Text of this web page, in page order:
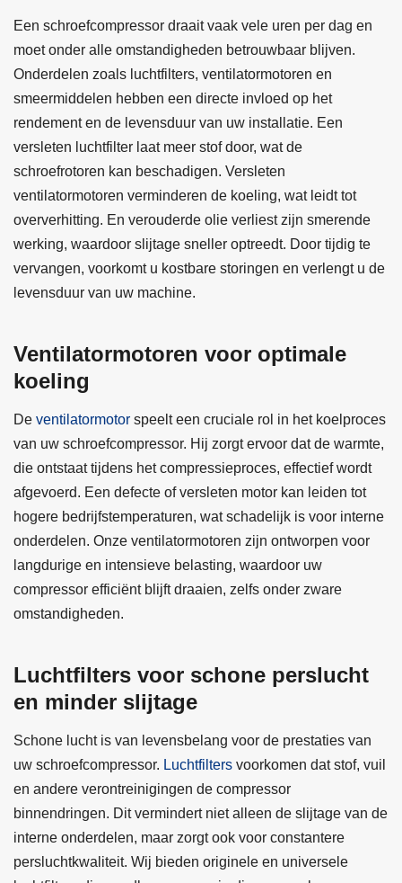
Een schroefcompressor draait vaak vele uren per dag en
moet onder alle omstandigheden betrouwbaar blijven.
Onderdelen zoals luchtfilters, ventilatormotoren en
smeermiddelen hebben een directe invloed op het
rendement en de levensduur van uw installatie. Een
versleten luchtfilter laat meer stof door, wat de
schroefrotoren kan beschadigen. Versleten
ventilatormotoren verminderen de koeling, wat leidt tot
oververhitting. En verouderde olie verliest zijn smerende
werking, waardoor slijtage sneller optreedt. Door tijdig te
vervangen, voorkomt u kostbare storingen en verlengt u de
levensduur van uw machine.
Ventilatormotoren voor optimale
koeling
De ventilatormotor speelt een cruciale rol in het koelproces
van uw schroefcompressor. Hij zorgt ervoor dat de warmte,
die ontstaat tijdens het compressieproces, effectief wordt
afgevoerd. Een defecte of versleten motor kan leiden tot
hogere bedrijfstemperaturen, wat schadelijk is voor interne
onderdelen. Onze ventilatormotoren zijn ontworpen voor
langdurige en intensieve belasting, waardoor uw
compressor efficiënt blijft draaien, zelfs onder zware
omstandigheden.
Luchtfilters voor schone perslucht
en minder slijtage
Schone lucht is van levensbelang voor de prestaties van
uw schroefcompressor. Luchtfilters voorkomen dat stof, vuil
en andere verontreinigingen de compressor
binnendringen. Dit vermindert niet alleen de slijtage van de
interne onderdelen, maar zorgt ook voor constantere
persluchtkwaliteit. Wij bieden originele en universele